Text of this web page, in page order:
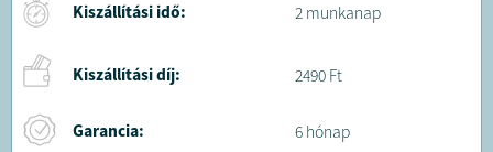
Kiszállítási idő: 2 munkanap
Kiszállítási díj: 2490 Ft
Garancia: 6 hónap